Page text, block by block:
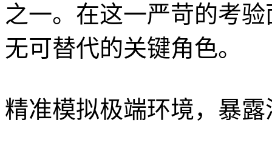
之一。在这一严苛的考
无可替代的关键角色。
精准模拟极端环境，暴